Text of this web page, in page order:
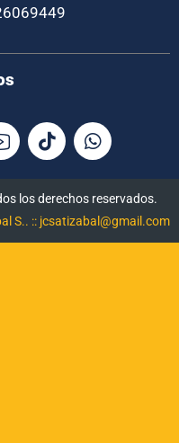
los derechos reservados.
S.. :: jcsatizabal@gmail.com